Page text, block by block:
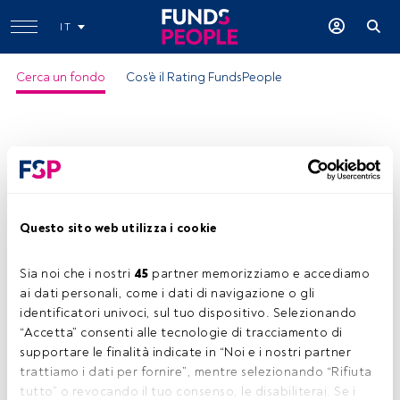
Questo sito web utilizza i cookie
Sia noi che i nostri 45 partner memorizziamo e accediamo
ai dati personali, come i dati di navigazione o gli
identificatori univoci, sul tuo dispositivo. Selezionando
“Accetta” consenti alle tecnologie di tracciamento di
supportare le finalità indicate in “Noi e i nostri partner
trattiamo i dati per fornire”, mentre selezionando “Rifiuta
tutto” o revocando il tuo consenso, le disabiliterai. Se i
IT
Cerca un fondo Cos'è il Rating FundsPeople
ISIN:IE00BDRNRH81
Categoria Morningstar: EUR Flexible Allocation - Global
Società: Fineco Asset Management
Condividi: